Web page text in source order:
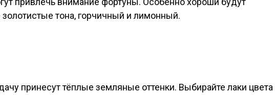
тона, горчичный и лимонный.
принесут тёплые земляные оттенки. Выбирайте лаки цвета